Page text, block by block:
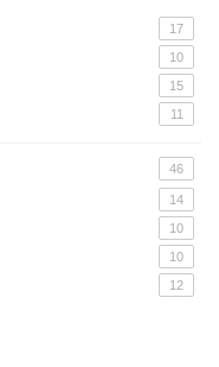
17
10
15
11
46
14
10
10
12